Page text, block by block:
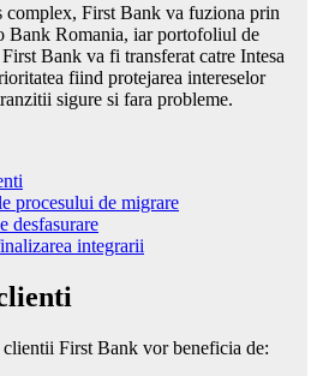
complex, First Bank va fuziona prin
Bank Romania, iar portofoliul de
Bank va fi transferat catre Intesa
fiind protejarea intereselor
sigure si fara probleme.
procesului de migrare
desfasurare
integrarii
First Bank vor beneficia de: